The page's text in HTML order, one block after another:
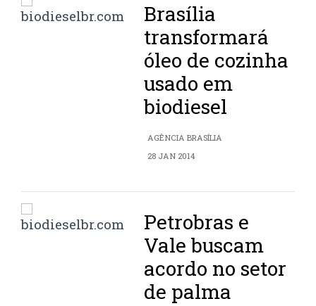
Brasília
transformará
óleo de cozinha
usado em
biodiesel
AGÊNCIA BRASÍLIA
28 JAN 2014
Petrobras e
Vale buscam
acordo no setor
de palma